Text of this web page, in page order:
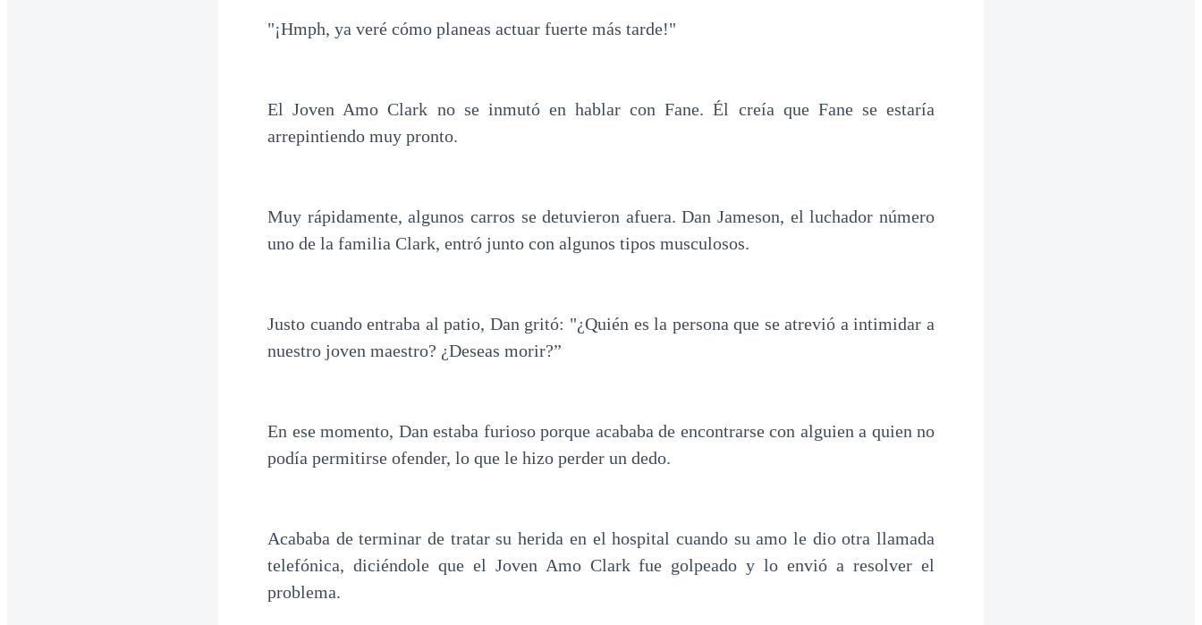
"¡Hmph, ya veré cómo planeas actuar fuerte más tarde!"
El Joven Amo Clark no se inmutó en hablar con Fane. Él creía que Fane se estaría
arrepintiendo muy pronto.
Muy rápidamente, algunos carros se detuvieron afuera. Dan Jameson, el luchador número
uno de la familia Clark, entró junto con algunos tipos musculosos.
Justo cuando entraba al patio, Dan gritó: "¿Quién es la persona que se atrevió a intimidar a
nuestro joven maestro? ¿Deseas morir?”
En ese momento, Dan estaba furioso porque acababa de encontrarse con alguien a quien no
podía permitirse ofender, lo que le hizo perder un dedo.
Acababa de terminar de tratar su herida en el hospital cuando su amo le dio otra llamada
telefónica, diciéndole que el Joven Amo Clark fue golpeado y lo envió a resolver el
problema.